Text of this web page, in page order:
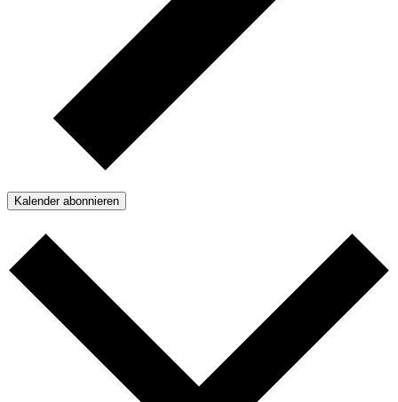
Kalender abonnieren